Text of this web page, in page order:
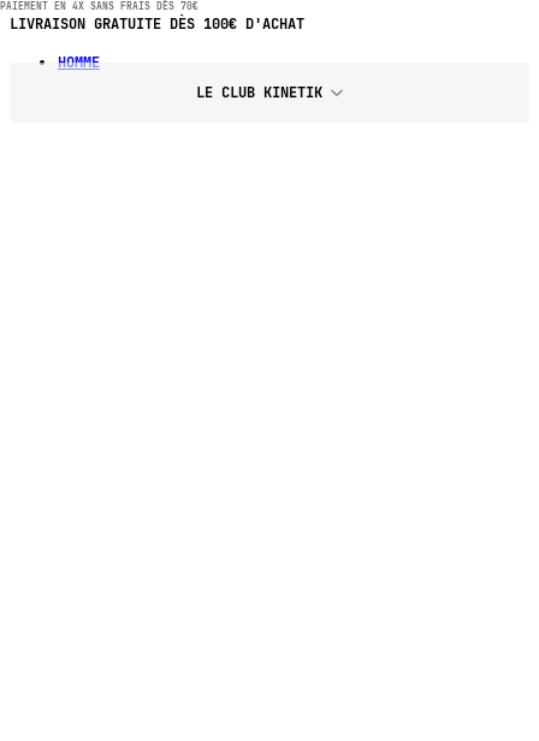
LIVRAISON GRATUITE DÈS 100€ D'ACHAT
HOMME
LE CLUB KINETIK
PAIEMENT EN 4X SANS FRAIS DÈS 70€